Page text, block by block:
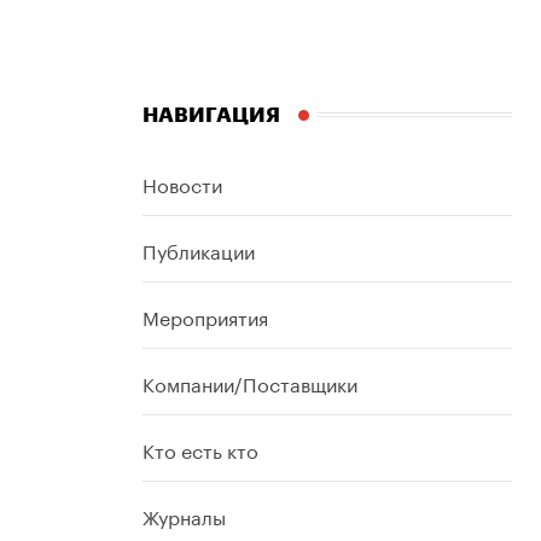
НАВИГАЦИЯ
Новости
Публикации
Мероприятия
Компании/Поставщики
Кто есть кто
Журналы